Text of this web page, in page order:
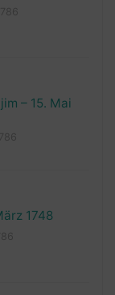
– 15. Mai
1748